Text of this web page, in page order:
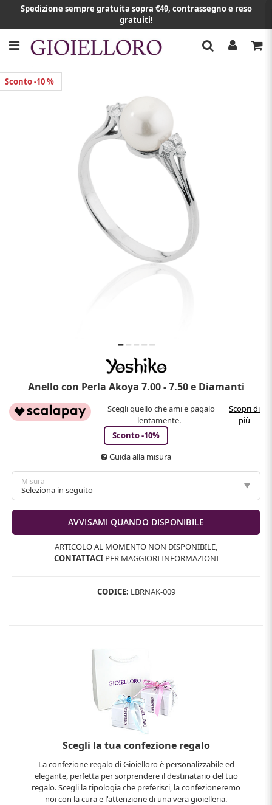
Spedizione sempre gratuita sopra €49, contrassegno e reso
gratuiti!
Sconto -10 %
Anello con Perla Akoya 7.00 - 7.50 e Diamanti
Scegli quello che ami e pagalo
lentamente.
Scopri di
più
Sconto -10%
Guida alla misura
Misura
ARTICOLO AL MOMENTO NON DISPONIBILE,
CONTATTACIPER MAGGIORI INFORMAZIONI
CODICE: LBRNAK-009
Scegli la tua confezione regalo
La confezione regalo di Gioielloro è personalizzabile ed
elegante, perfetta per sorprendere il destinatario del tuo
regalo. Scegli la tipologia che preferisci, la confezioneremo
noi con la cura e l'attenzione di una vera gioielleria.